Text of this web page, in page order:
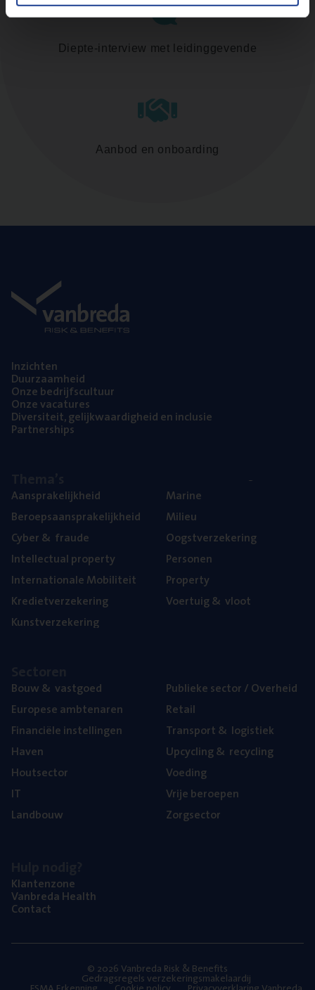
Diepte-interview met leidinggevende
Aanbod en onboarding
Inzich­ten
Duur­zaam­heid
Onze bedrijfs­cul­tuur
Onze vaca­tu­res
Diver­si­teit, gelijk­waar­dig­heid en inclusie
Part­ner­ships
Aan­spra­ke­lijk­heid
Beroeps­aan­spra­ke­lijk­heid
Cyber& fraude
Intel­lec­tu­al property
Inter­na­ti­o­na­le Mobiliteit
Kre­diet­ver­ze­ke­ring
Kunst­ver­ze­ke­ring
Mari­ne
Mili­eu
Oogst­ver­ze­ke­ring
Per­so­nen
Pro­per­ty
Voer­tuig& vloot
Bouw& vastgoed
Euro­pe­se ambtenaren
Finan­ci­ë­le instellingen
Haven
Hout­sec­tor
IT
Land­bouw
Publie­ke sec­tor / Overheid
Retail
Trans­port& logistiek
Upcy­cling& recycling
Voe­ding
Vrije beroe­pen
Zorg­sec­tor
Klan­ten­zo­ne
Van­b­re­da Health
Con­tact
© 2026 Vanbreda Risk & Benefits
Gedragsregels verzekeringsmakelaardij